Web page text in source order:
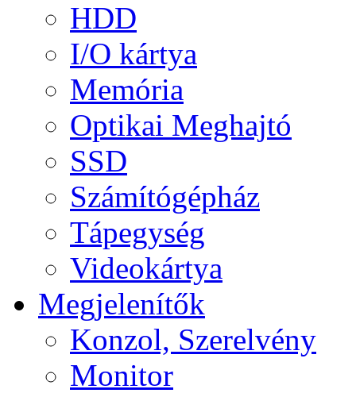
HDD
I/O kártya
Memória
Optikai Meghajtó
SSD
Számítógépház
Tápegység
Videokártya
Megjelenítők
Konzol, Szerelvény
Monitor